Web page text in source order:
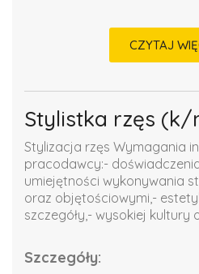
CZYTAJ
Stylistka rzęs (k/
Stylizacja rzęs Wymagania
pracodawcy:-
umiejętności wykonywania
oraz objętościowymi,-
szczegóły,- wysokiej kultury
Szczegóły: